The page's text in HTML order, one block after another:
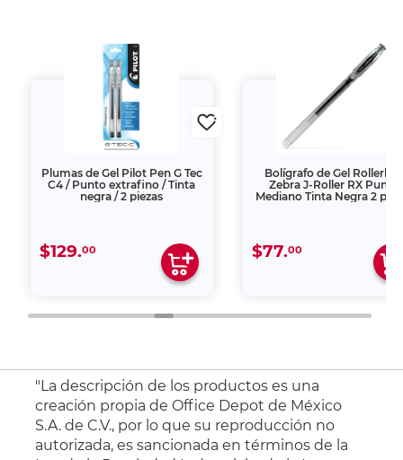
Plumas de Gel Pilot Pen G Tec
C4 / Punto extrafino / Tinta
negra / 2 piezas
$129.00
Bolígrafo de Gel Rollerball
Zebra J-Roller RX Punto
Mediano Tinta Negra 2
$77.00
"La descripción de los productos es una
creación propia de Office Depot de México
S.A. de C.V., por lo que su reproducción no
autorizada, es sancionada en términos de la